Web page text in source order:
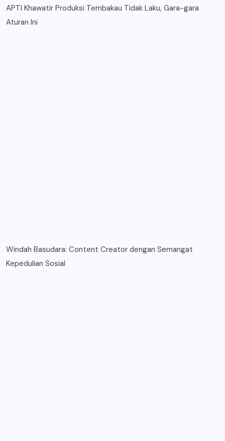
APTI Khawatir Produksi Tembakau Tidak Laku, Gara-gara
Aturan Ini
Windah Basudara: Content Creator dengan Semangat
Kepedulian Sosial